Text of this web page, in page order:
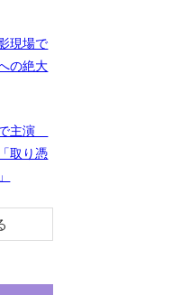
現場で
の絶大
主演
取り憑